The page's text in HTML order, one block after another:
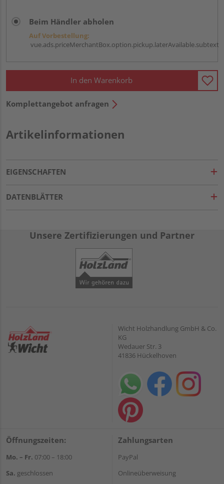
Beim Händler abholen
Auf Vorbestellung:
vue.ads.priceMerchantBox.option.pickup.laterAvailable.subtext
In den Warenkorb
Komplettangebot anfragen
Artikelinformationen
EIGENSCHAFTEN
DATENBLÄTTER
Unsere Zertifizierungen und Partner
Wicht Holzhandlung GmbH & Co.
KG
Wedauer Str. 3
41836 Hückelhoven
Öffnungszeiten:
Mo. – Fr. 07:00 – 18:00
Sa. geschlossen
Zahlungsarten
PayPal
Onlineüberweisung